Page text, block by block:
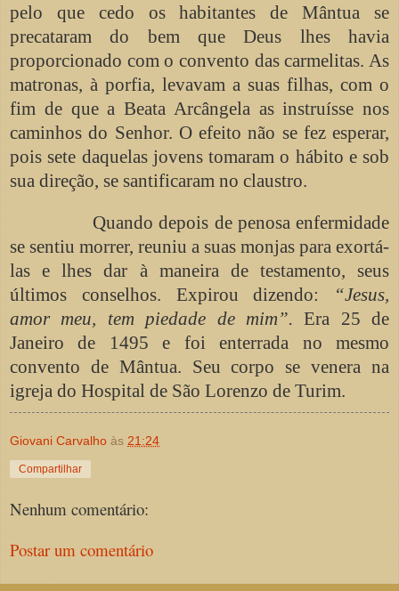
pelo que cedo os habitantes de Mântua se
precataram do bem que Deus lhes havia
proporcionado com o convento das carmelitas. As
matronas, à porfia, levavam a suas filhas, com o
fim de que a Beata Arcângela as instruísse nos
caminhos do Senhor. O efeito não se fez esperar,
pois sete daquelas jovens tomaram o hábito e sob
sua direção, se santificaram no claustro.
Quando depois de penosa enfermidade
se sentiu morrer, reuniu a suas monjas para exortá-
las e lhes dar à maneira de testamento, seus
últimos conselhos. Expirou dizendo:
“Jesus,
amor meu, tem piedade de mim”. Era 25 de
Janeiro de 1495 e foi enterrada no mesmo
convento de Mântua. Seu corpo se venera na
igreja do Hospital de São Lorenzo de Turim.
Giovani Carvalho às 21:24
Compartilhar
Nenhum comentário:
Postar um comentário